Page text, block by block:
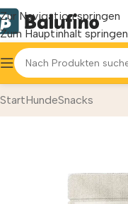
Zur Navigation springen
Zum Hauptinhalt springen
StartHundeSnacks